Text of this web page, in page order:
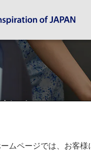
向けの
の準備 機内食・ド
ムページでは、お客